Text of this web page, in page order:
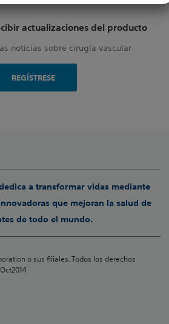
actualizaciones del producto
noticias sobre cirugía vascular
REGÍSTRESE
a transformar vidas mediante
que mejoran la salud de
de todo el mundo.
o sus filiales. Todos los derechos